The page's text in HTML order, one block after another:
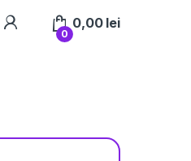
My Account
0
0,00 lei